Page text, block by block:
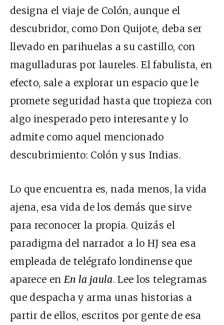
designa el viaje de Colón, aunque el
descubridor, como Don Quijote, deba ser
llevado en parihuelas a su castillo, con
magulladuras por laureles. El fabulista, en
efecto, sale a explorar un espacio que le
promete seguridad hasta que tropieza con
algo inesperado pero interesante y lo
admite como aquel mencionado
descubrimiento: Colón y sus Indias.
Lo que encuentra es, nada menos, la vida
ajena, esa vida de los demás que sirve
para reconocer la propia. Quizás el
paradigma del narrador a lo HJ sea esa
empleada de telégrafo londinense que
aparece en En la jaula. Lee los telegramas
que despacha y arma unas historias a
partir de ellos, escritos por gente de esa